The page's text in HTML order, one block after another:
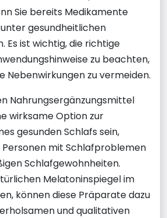
Sie bereits Medikamente
gesundheitlichen
Es ist wichtig, die richtige
zu beachten,
Nebenwirkungen zu vermeiden.
Nahrungsergänzungsmittel
wirksame Option zur
gesunden Schlafs sein,
mit Schlafproblemen
Schlafgewohnheiten.
Melatoninspiegel im
können diese Präparate dazu
und qualitativen